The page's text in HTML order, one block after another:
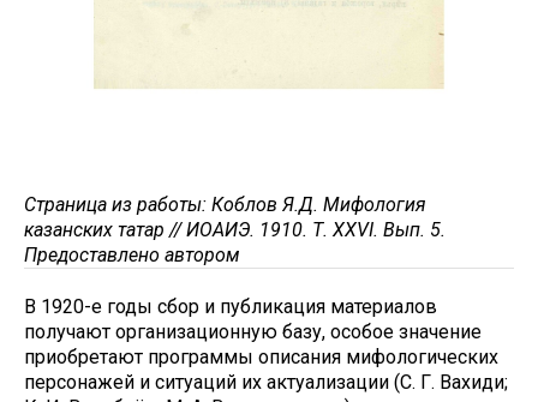
Страница из работы: Коблов Я.Д. Мифология
казанских татар // ИОАИЭ. 1910. Т. XXVI. Вып. 5.
Предоставлено автором
В 1920-е годы сбор и публикация материалов
получают организационную базу, особое значение
приобретают программы описания мифологических
персонажей и ситуаций их актуализации (С. Г. Вахиди;